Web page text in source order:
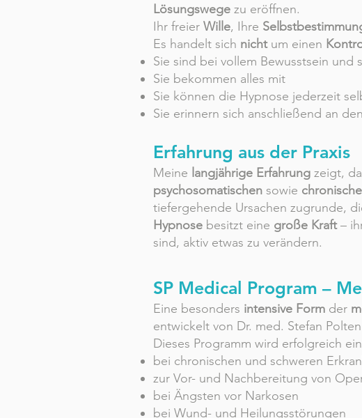
Lösungswege zu eröffnen.
Ihr freier Wille, Ihre
Es handelt sich nicht um einen
Sie sind bei vollem Bewusstsein und
Sie bekommen alles mit
Sie können die Hypnose jederzeit
Sie erinnern sich anschließend an
Erfahrung aus der Praxis
Meine langjährige Erfahrung zeigt,
psychosomatischen sowie
tiefergehende Ursachen zugrunde,
Hypnose besitzt eine große Kraft–
sind, aktiv etwas zu verändern.
SP Medical Program –
Eine besonders intensive Form der
entwickelt von Dr. med. Stefan
Dieses Programm wird erfolgreich
bei chronischen und schweren
zur Vor- und Nachbereitung von
bei Ängsten vor Narkosen
bei Wund- und Heilungsstörungen